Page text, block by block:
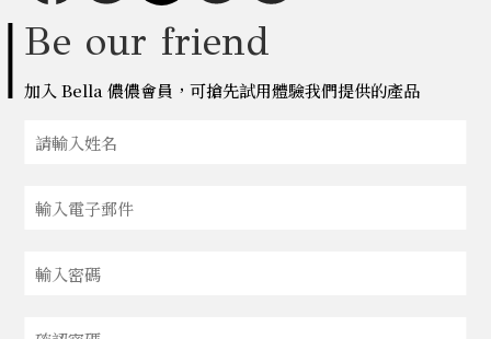
Be our friend
加入 Bella 儂儂會員，可搶先試用體驗我們提供的產品